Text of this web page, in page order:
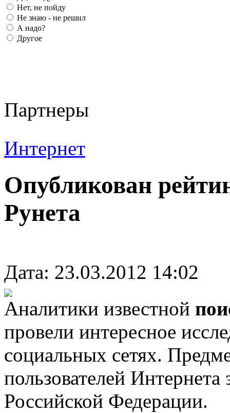
Нет, не пойду
Не знаю - не решил
А надо?
Другое
Партнеры
Интернет
Опубликован
Рунета
Дата: 23.03.2012 14:02
Аналитики известной
провели интересное
социальных сетях.
пользователей
Российской Федерации.